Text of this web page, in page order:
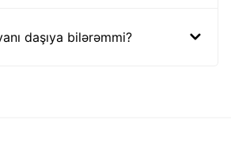
daşıya bilərəmmi?